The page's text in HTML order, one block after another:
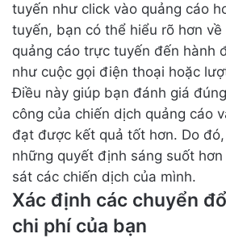
tuyến như click vào quảng cáo
tuyến, bạn có thể hiểu rõ hơn
quảng cáo trực tuyến đến hành
như cuộc gọi điện thoại hoặc
Điều này giúp bạn đánh giá
công của chiến dịch quảng cáo
đạt được kết quả tốt hơn. Do
những quyết định sáng suốt
sát các chiến dịch của mình.
Xác định các chuyển
chi phí của bạn